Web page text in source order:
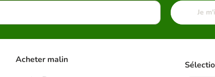
Je
Acheter malin